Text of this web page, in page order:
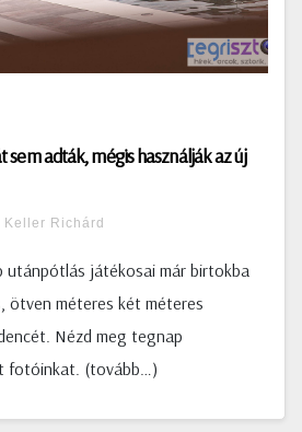
sem adták, mégis használják az új
Keller Richárd
utánpótlás játékosai már birtokba
ötven méteres két méteres
Nézd meg tegnap
fotóinkat. (tovább…)